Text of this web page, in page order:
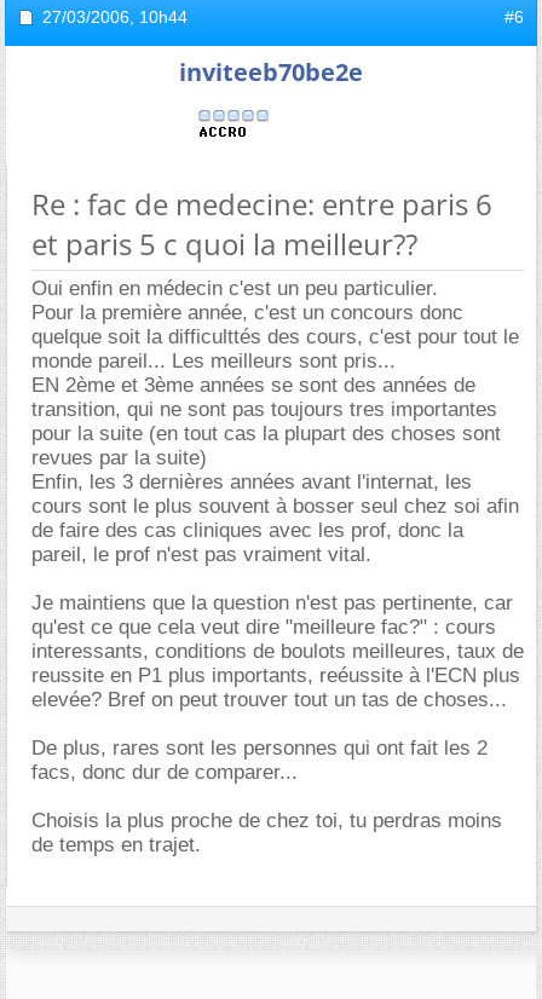
27/03/2006, 10h44 #6
inviteeb70be2e
Re : fac de medecine: entre paris 6
et paris 5 c quoi la meilleur??
Oui enfin en médecin c'est un peu particulier.
Pour la première année, c'est un concours donc
quelque soit la difficulttés des cours, c'est pour tout le
monde pareil... Les meilleurs sont pris...
EN 2ème et 3ème années se sont des années de
transition, qui ne sont pas toujours tres importantes
pour la suite (en tout cas la plupart des choses sont
revues par la suite)
Enfin, les 3 dernières années avant l'internat, les
cours sont le plus souvent à bosser seul chez soi afin
de faire des cas cliniques avec les prof, donc la
pareil, le prof n'est pas vraiment vital.
Je maintiens que la question n'est pas pertinente, car
qu'est ce que cela veut dire "meilleure fac?" : cours
interessants, conditions de boulots meilleures, taux de
reussite en P1 plus importants, reéussite à l'ECN plus
elevée? Bref on peut trouver tout un tas de choses...
De plus, rares sont les personnes qui ont fait les 2
facs, donc dur de comparer...
Choisis la plus proche de chez toi, tu perdras moins
de temps en trajet.